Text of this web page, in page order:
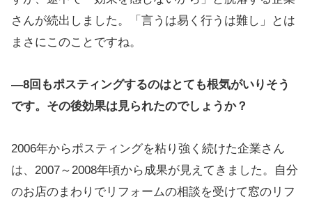
さんが続出しました。「言うは易く行うは難し」とは
まさにこのことですね。
―8回もポスティングするのはとても根気がいりそう
です。その後効果は見られたのでしょうか？
2006年からポスティングを粘り強く続けた企業さん
は、2007～2008年頃から成果が見えてきました。自分
のお店のまわりでリフォームの相談を受けて窓のリフ